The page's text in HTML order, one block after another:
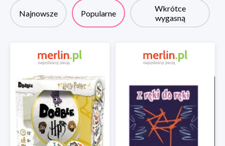
Najnowsze Popularne
Wkrótce
wygasną